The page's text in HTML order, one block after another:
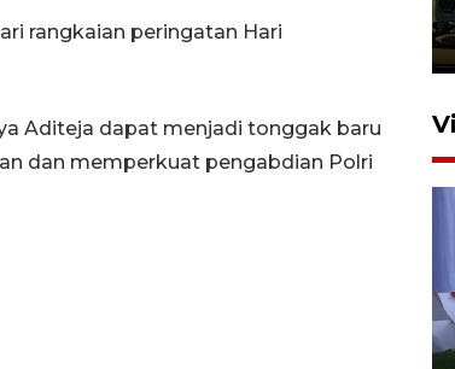
rangkaian peringatan Hari
Aditeja dapat menjadi tonggak baru
dan memperkuat pengabdian Polri
5 Agustus 2026 16:28